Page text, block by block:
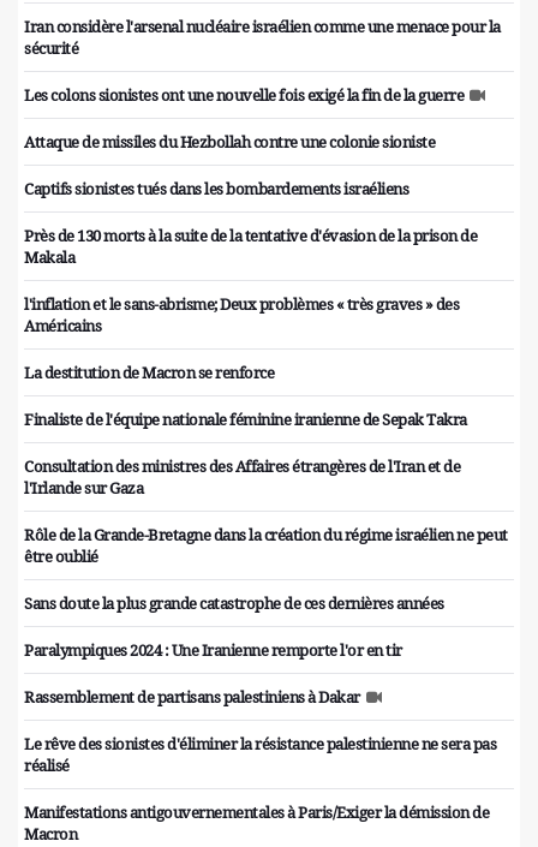
Iran considère l'arsenal nucléaire israélien comme une menace pour la
sécurité
Les colons sionistes ont une nouvelle fois exigé la fin de la guerre
Attaque de missiles du Hezbollah contre une colonie sioniste
Captifs sionistes tués dans les bombardements israéliens
Près de 130 morts à la suite de la tentative d'évasion de la prison de
Makala
l'inflation et le sans-abrisme; Deux problèmes « très graves » des
Américains
La destitution de Macron se renforce
Finaliste de l'équipe nationale féminine iranienne de Sepak Takra
Consultation des ministres des Affaires étrangères de l'Iran et de
l'Irlande sur Gaza
Rôle de la Grande-Bretagne dans la création du régime israélien ne peut
être oublié
Sans doute la plus grande catastrophe de ces dernières années
Paralympiques 2024 : Une Iranienne remporte l'or en tir
Rassemblement de partisans palestiniens à Dakar
Le rêve des sionistes d'éliminer la résistance palestinienne ne sera pas
réalisé
Manifestations antigouvernementales à Paris/Exiger la démission de
Macron